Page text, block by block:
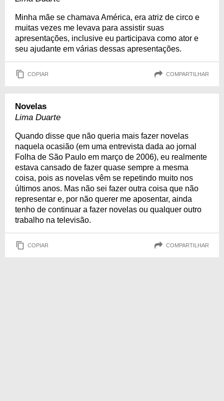
Minha mãe se chamava América, era atriz de circo e
muitas vezes me levava para assistir suas
apresentações, inclusive eu participava como ator e
seu ajudante em várias dessas apresentações.
COPIAR COMPARTILHAR
Novelas
Lima Duarte
Quando disse que não queria mais fazer novelas
naquela ocasião (em uma entrevista dada ao jornal
Folha de São Paulo em março de 2006), eu realmente
estava cansado de fazer quase sempre a mesma
coisa, pois as novelas vêm se repetindo muito nos
últimos anos. Mas não sei fazer outra coisa que não
representar e, por não querer me aposentar, ainda
tenho de continuar a fazer novelas ou qualquer outro
trabalho na televisão.
COPIAR COMPARTILHAR